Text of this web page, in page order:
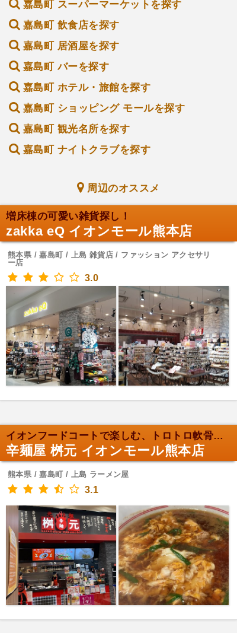
嘉島町 スーパーマーケットを探す
嘉島町 飲食店を探す
嘉島町 居酒屋を探す
嘉島町 バーを探す
嘉島町 ホテル・旅館を探す
嘉島町 ショッピング モールを探す
嘉島町 観光名所を探す
嘉島町 ナイトクラブを探す
周辺のオススメ
増床棟の可愛い雑貨探し！
zakka eQ イオンモール熊本店
熊本県 / 嘉島町 / 上島 雑貨店 / ファッション アクセサリ
ー店
3.0
イオンフードコートで楽しむ、トロトロ軟骨の辛麺
辛麺屋 桝元 イオンモール熊本店
熊本県 / 嘉島町 / 上島 ラーメン屋
3.1